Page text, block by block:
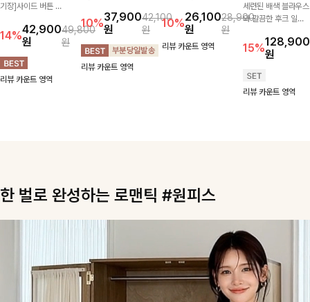
기장]사이드 버튼 디
가 되어주는 와이드
팬츠입니다. 여유롭게
떨어지는 실루엣과 가
볍게 바스락거리는 소
재감으로 시원하고 편
14%42,900
원
49,800
원
리뷰 카운트 영역
이 만나 내추럴하면서
도 세련된 무드를 연
출해주는 블라우스-
데일리룩부터 출근룩
까지 다양하게 활용하
10%37,900
원
42,100
원
리뷰 카운트 영역
면서도 세련된 무드를
완성해주는 니트 🤍
부드럽고 가벼운 착용
10%26,100
원
28,900
원
리뷰 카운트 영역
세련된 배색 블라우스
와 깔끔한 후크 일자
세트입니다. 허리 라
인을 자연스럽게 살려
일자핏 슬랙스가 만나
단정하면서도 고급스
15%128,900
원
리뷰 카운트 영역
한 벌로 완성하는 로맨틱 #원피스